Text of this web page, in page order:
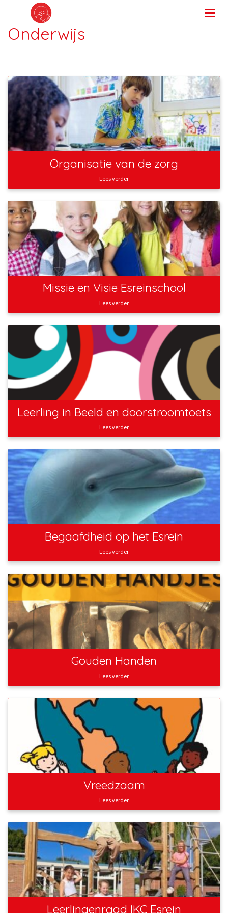
Onderwijs
Organisatie van de zorg
Lees verder
Missie en Visie Esreinschool
Lees verder
Leerling in Beeld en doorstroomtoets
Lees verder
Begaafdheid op het Esrein
Lees verder
Gouden Handen
Lees verder
Vreedzaam
Lees verder
Leerlingenraad IKC Esrein